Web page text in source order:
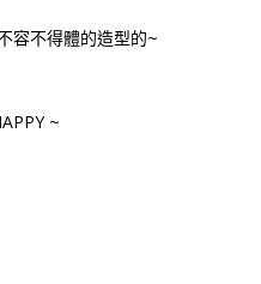
容不得體的造型的~
~